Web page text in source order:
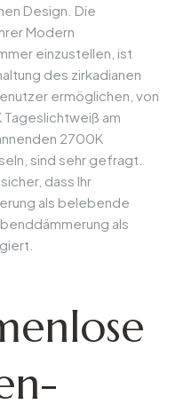
Design. Die
Modern
einzustellen, ist
des zirkadianen
ermöglichen, von
am
2700K
sind sehr gefragt.
dass Ihr
als belebende
als